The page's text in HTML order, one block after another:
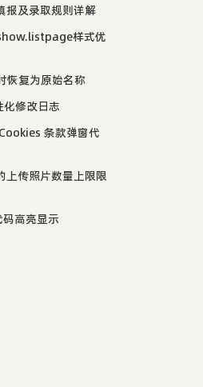
报及录取规则详解
样式优
恢复为原始名称
修改日志
条款弹窗代
上传照片数量上限限
高亮显示